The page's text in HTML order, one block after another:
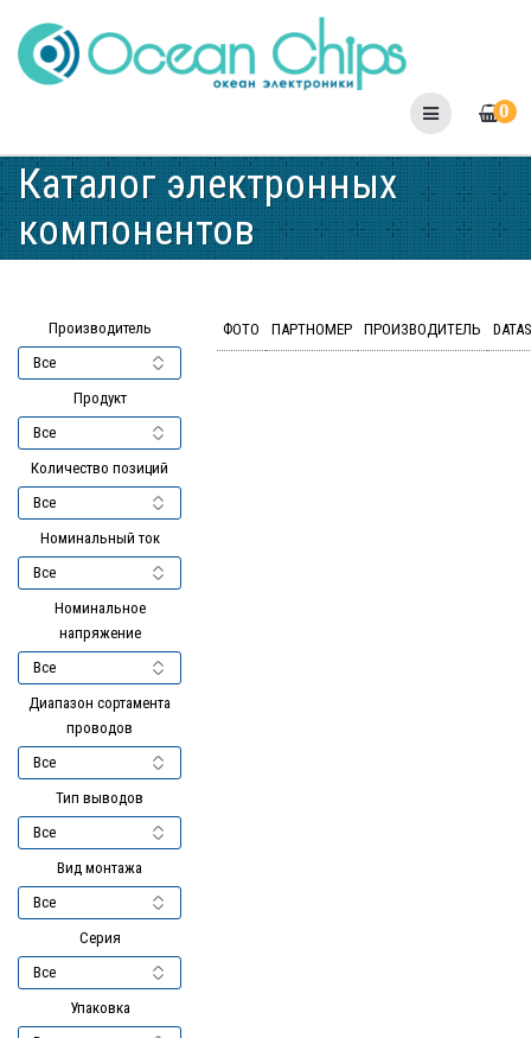
to
content
0
Каталог электронных
компонентов
Производитель
Продукт
Количество позиций
Номинальный ток
Номинальное
напряжение
Диапазон сортамента
проводов
Тип выводов
Вид монтажа
Серия
Упаковка
ФОТО ПАРТНОМЕР ПРОИЗВОДИТЕЛЬ